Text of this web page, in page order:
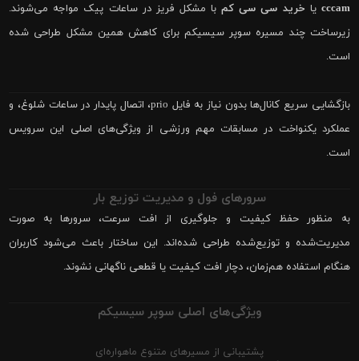
cccam یا خرید سی سی کمبا مشکل فریز در ساعات پیک مواجه می‌شوند.
زیرساخت چند مسیره سوپر سیسیکم برای کاهش همین مشکل طراحی شده
است.
بازگشایی سریع کانال‌ها بدون نیاز به فایل prio، اتصال پایدار در ساعات شلوغ، و
عملکرد یکنواخت در مسابقات مهم ورزشی از ویژگی‌های اصلی این سرویس
است.
سرورهای فول و مدیریت توزیع بار
به منظور حفظ کیفیت و جلوگیری از افت سرعت، سرورها به صورت
مدیریت‌شده و توزیع‌شده طراحی شده‌اند. این ساختار باعث می‌شود کاربران
هنگام استفاده هم‌زمان، دچار افت کیفیت یا قطعی ناگهانی نشوند.
ویژگی‌های اصلی سوپر سیسیکم
پشتیبانی از مسیرهای متنوع ماهواره‌ای